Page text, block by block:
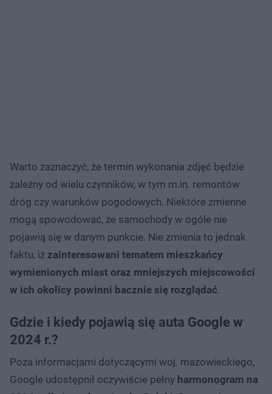
Warto zaznaczyć, że termin wykonania zdjęć będzie
zależny od wielu czynników, w tym m.in. remontów
dróg czy warunków pogodowych. Niektóre zmienne
mogą spowodować, że samochody w ogóle nie
pojawią się w danym punkcie. Nie zmienia to jednak
faktu, iż zainteresowani tematem mieszkańcy
wymienionych miast oraz mniejszych miejscowości
w ich okolicy powinni bacznie się rozglądać.
Gdzie i kiedy pojawią się auta Google w
2024 r.?
Poza informacjami dotyczącymi woj. mazowieckiego,
Google udostępnił oczywiście pełny harmonogram na